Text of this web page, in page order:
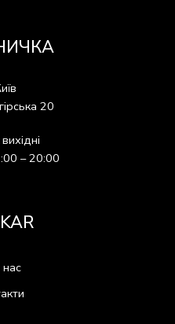
20
– 20:00